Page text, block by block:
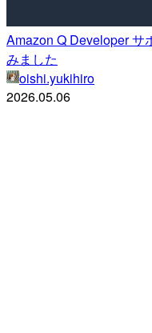
Amazon Q Developer サ
みました
oishi.yukihiro
2026.05.06